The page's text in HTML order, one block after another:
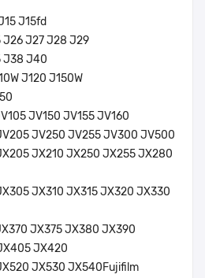
J15fd
J26 J27 J28 J29
J38 J40
J120 J150W
JV150 JV155 JV160
JV250 JV255 JV300 JV500
JX210 JX250 JX255 JX280
JX310 JX315 JX320 JX330
JX375 JX380 JX390
JX420
JX530 JX540Fujifilm